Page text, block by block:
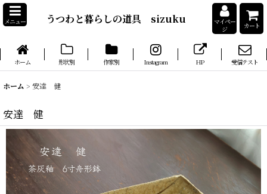
メニュー うつわと暮らしの道具 sizuku
マイペー
ジ
カート
ホーム 形状別 作家別 Instagram HP 受信テスト
ホーム > 安達 健
安達 健